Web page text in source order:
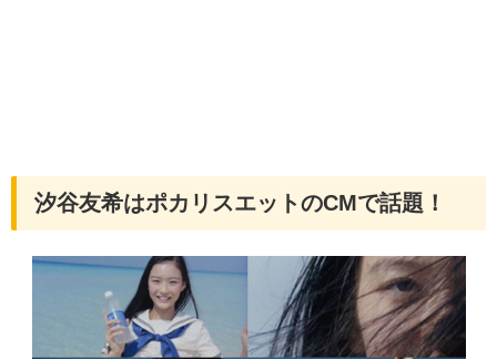
汐谷友希はポカリスエットのCMで話題！